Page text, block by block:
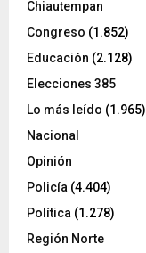
Chiautempan
Congreso (1.852)
Educación (2.128)
Elecciones 385
Lo más leído (1.965)
Nacional
Opinión
Policía (4.404)
Política (1.278)
Región Norte